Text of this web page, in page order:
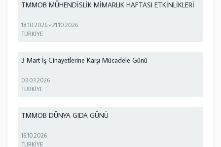
TMMOB MÜHENDİSLİK MİMARLIK HAFTASI ETKİNLİKLERİ
18.10.2026 -21.10.2026
TÜRKİYE
3 Mart İş Cinayetlerine Karşı Mücadele Günü
03.03.2026
TÜRKİYE
TMMOB DÜNYA GIDA GÜNÜ
16.10.2026
TÜRKİYE